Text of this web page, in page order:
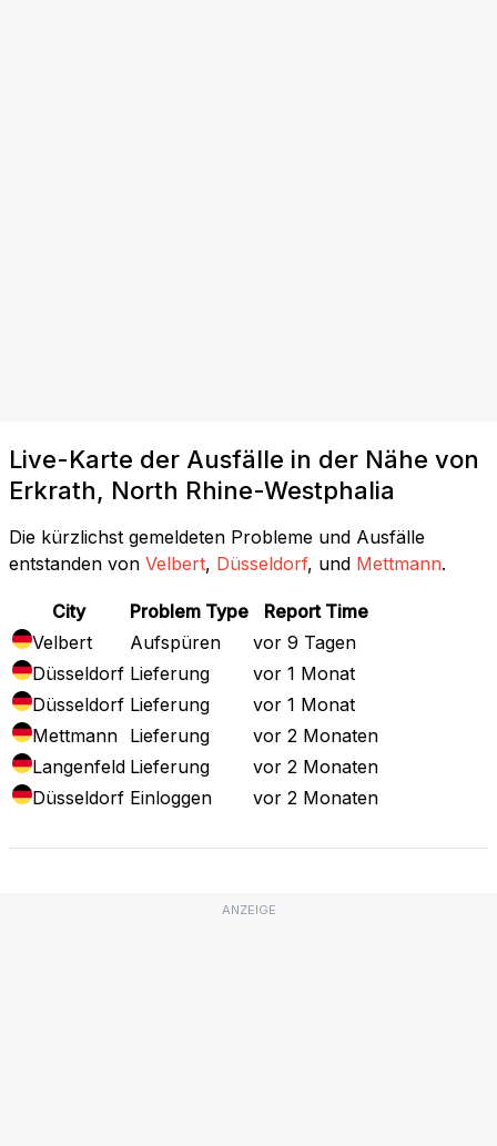
Live-Karte der Ausfälle in der Nähe von
Erkrath, North Rhine-Westphalia
Die kürzlichst gemeldeten Probleme und Ausfälle
entstanden von Velbert, Düsseldorf, und Mettmann.
City Problem Type
Report Time
Velbert
Aufspüren
vor 9 Tagen
Düsseldorf Lieferung
vor 1 Monat
Düsseldorf Lieferung
vor 1 Monat
Mettmann Lieferung
vor 2 Monaten
Langenfeld Lieferung
vor 2 Monaten
Düsseldorf Einloggen vor 2 Monaten
ANZEIGE